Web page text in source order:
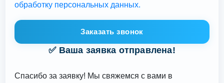
обработку персональных данных.
Заказать звонок
✅ Ваша заявка отправлена!
Спасибо за заявку! Мы свяжемся с вами в